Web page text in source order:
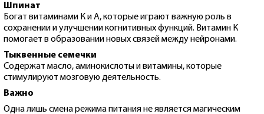
Шпинат
Богат витаминами К и А, которые играют важную роль в
сохранении и улучшении когнитивных функций. Витамин К
помогает в образовании новых связей между нейронами.
Тыквенные семечки
Содержат масло, аминокислоты и витамины, которые
стимулируют мозговую деятельность.
Важно
Одна лишь смена режима питания не является магическим